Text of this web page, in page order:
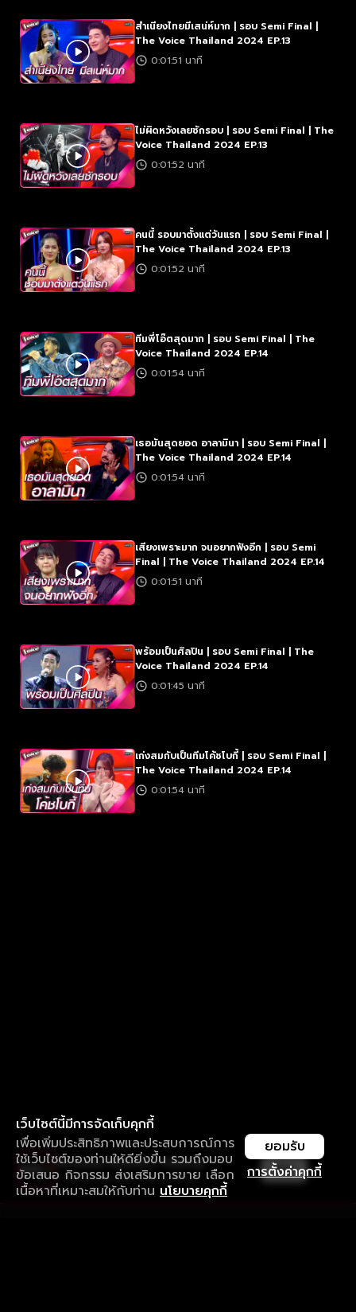
สำเนียงไทยมีเสน่ห์มาก | รอบ Semi Final |
The Voice Thailand 2024 EP.13
0:01:51 นาที
ไม่ผิดหวังเลยซักรอบ | รอบ Semi Final | The
Voice Thailand 2024 EP.13
0:01:52 นาที
คนนี้ รอบมาตั้งแต่วันแรก | รอบ Semi Final |
The Voice Thailand 2024 EP.13
0:01:52 นาที
ทีมพี่โอ๊ตสุดมาก | รอบ Semi Final | The
Voice Thailand 2024 EP.14
0:01:54 นาที
เธอมันสุดยอด อาลามินา | รอบ Semi Final |
The Voice Thailand 2024 EP.14
0:01:54 นาที
เสียงเพราะมาก จนอยากฟังอีก | รอบ Semi
Final | The Voice Thailand 2024 EP.14
0:01:51 นาที
พร้อมเป็นศิลปิน | รอบ Semi Final | The
Voice Thailand 2024 EP.14
0:01:45 นาที
เก่งสมกับเป็นทีมโค้ชโบกี้ | รอบ Semi Final |
The Voice Thailand 2024 EP.14
0:01:54 นาที
เว็บไซต์นี้มีการจัดเก็บคุกกี้
เพื่อเพิ่มประสิทธิภาพและประสบการณ์การ
ใช้เว็บไซต์ของท่านให้ดียิ่งขึ้น รวมถึงมอบ
ข้อเสนอ กิจกรรม ส่งเสริมการขาย เลือก
เนื้อหาที่เหมาะสมให้กับท่าน นโยบายคุกกี้
การตั้งค่าคุกกี้
ยอมรับ
ใช้งานแอป ลื่นไหลกว่า ไม่มีสะดุด
ดาวน์โหลดแอปเพื่อการรับชมที่ดีกว่า เปิด